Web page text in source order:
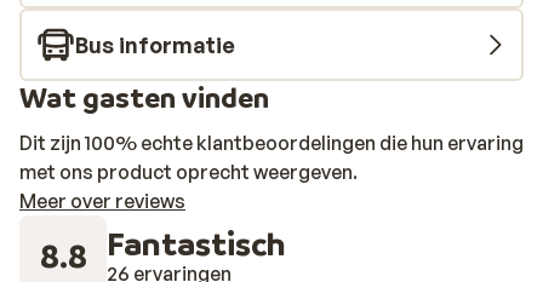
Bus informatie
Wat gasten vinden
Dit zijn 100% echte klantbeoordelingen die hun ervaring
met ons product oprecht weergeven.
Meer over reviews
8.8 Fantastisch
26 ervaringen